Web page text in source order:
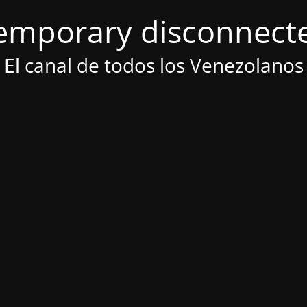
El canal de todos los Venezolanos